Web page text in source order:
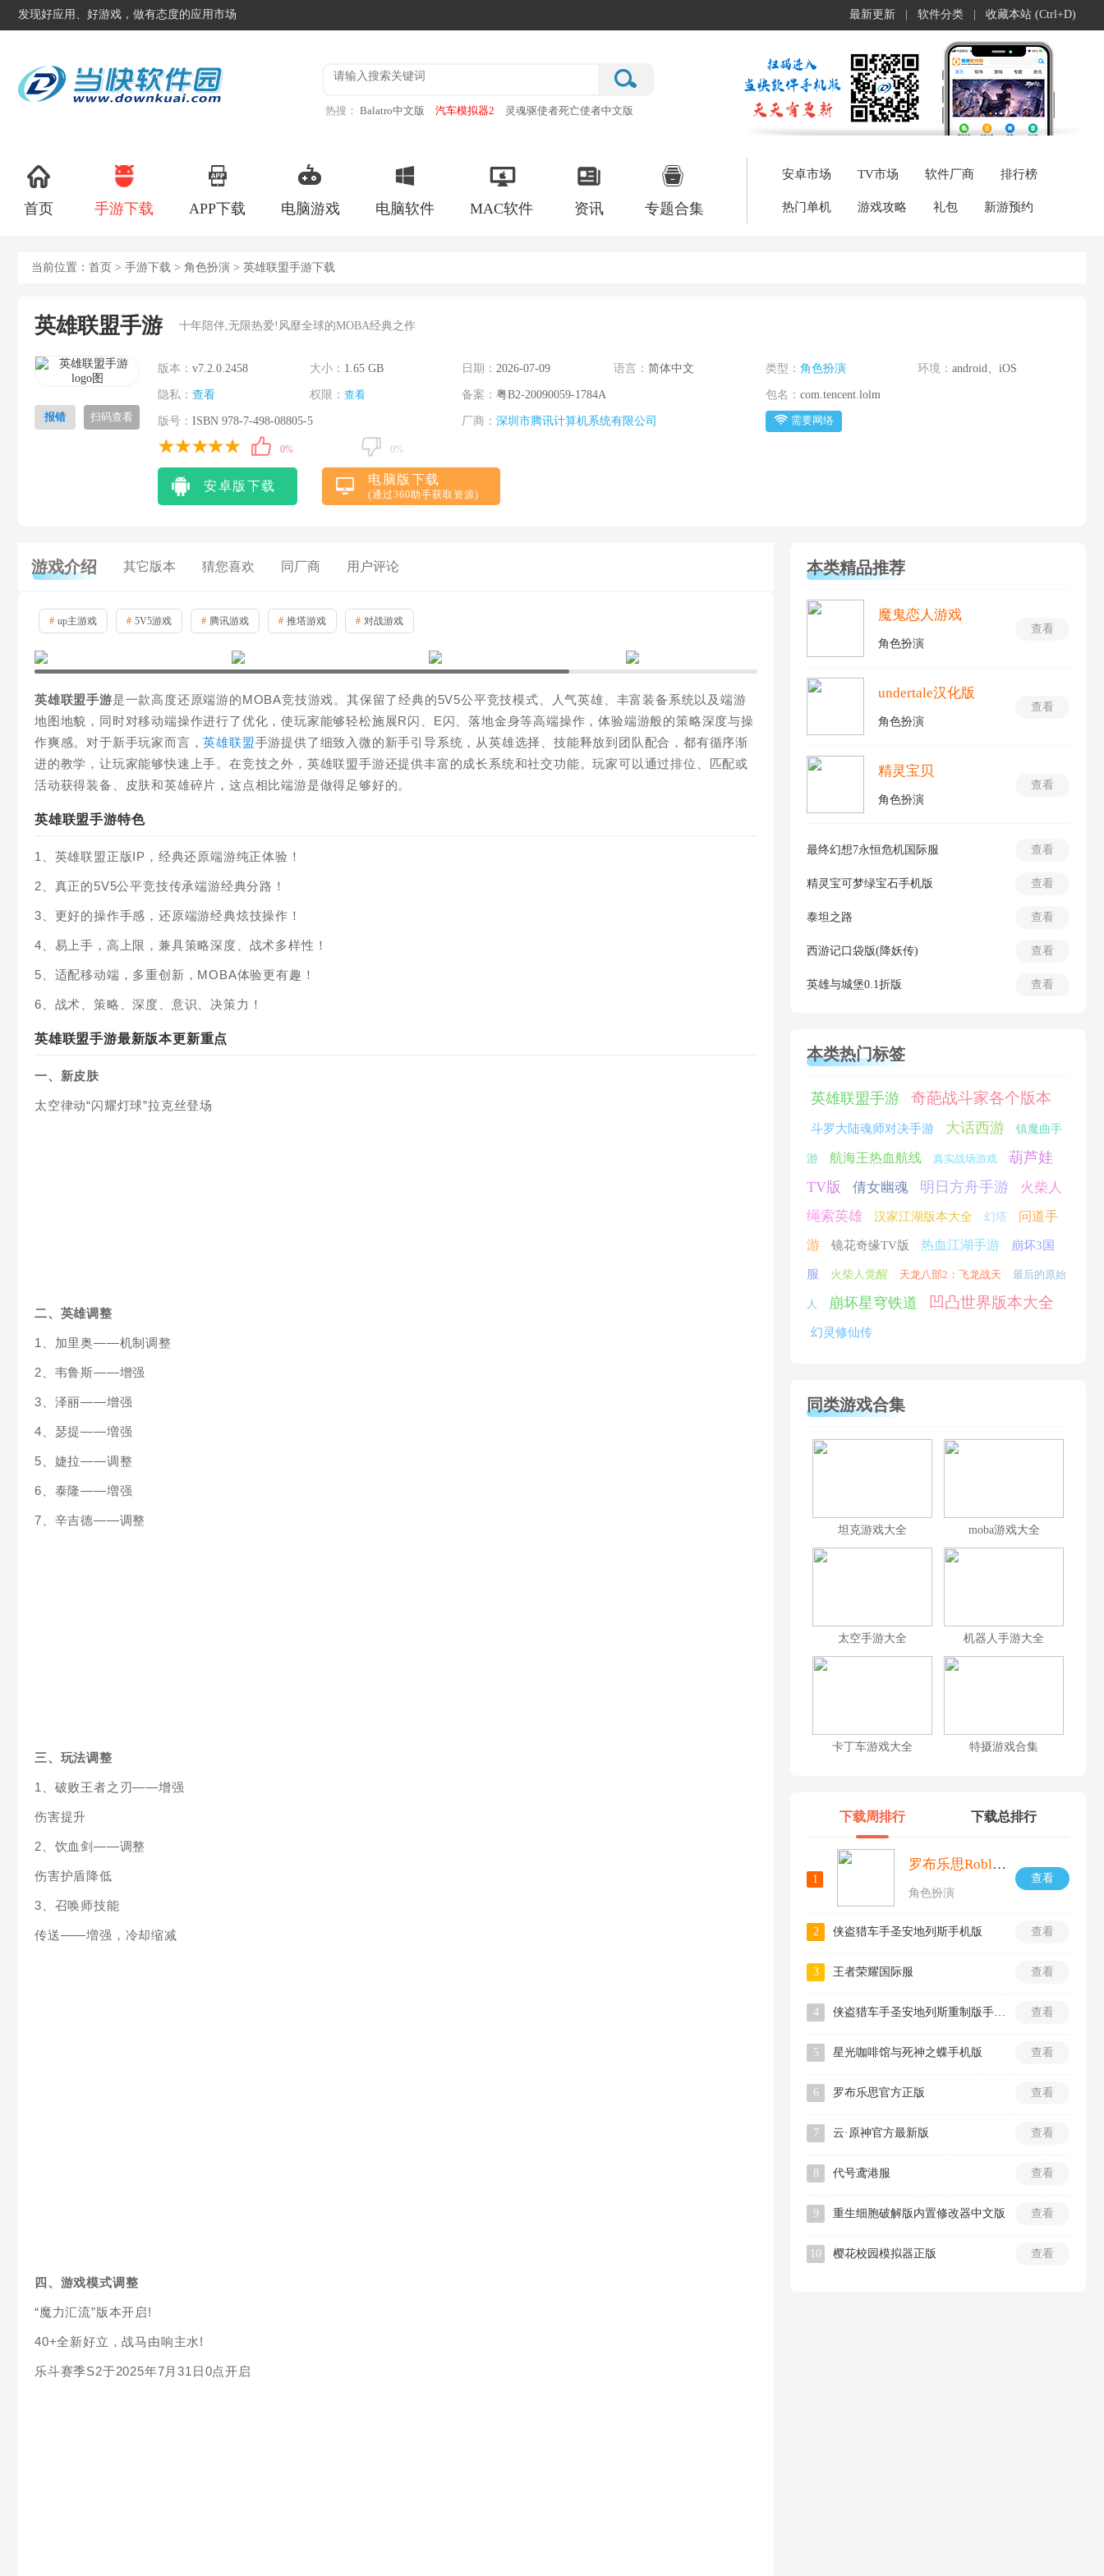
发现好应用、好游戏，做有态度的应用市场 最新更新 软件分类 收藏本站 (Ctrl+D)
热搜： Balatro中文版 汽车模拟器2
灵魂驱使者死亡使者中文版
首页 手游下载 APP下载 电脑游戏 电脑软件 MAC软件 资讯 专题合集
安卓市场 TV市场 软件厂商 排行榜
热门单机 游戏攻略 礼包 新游预约
当前位置： 首页 > 手游下载 > 角色扮演 > 英雄联盟手游下载
英雄联盟手游 十年陪伴,无限热爱!风靡全球的MOBA经典之作
报错 扫码查看
版本： v7.2.0.2458 大小： 1.65 GB 日期： 2026-07-09 语言： 简体中文 类型： 角色扮演 环境： android、iOS
隐私： 查看 权限： 查看 备案： 粤B2-20090059-1784A 包名： com.tencent.lolm
版号： ISBN 978-7-498-08805-5 厂商： 深圳市腾讯计算机系统有限公司 需要网络
0% 0%
安卓版下载 电脑版下载
(通过360助手获取资源)
游戏介绍 其它版本 猜您喜欢 同厂商 用户评论
# up主游戏 # 5V5游戏 # 腾讯游戏 # 推塔游戏 # 对战游戏
英雄联盟手游是一款高度还原端游的MOBA竞技游戏。其保留了经典的5V5公平竞技模式、人气英雄、丰富装备系统以及端游
地图地貌，同时对移动端操作进行了优化，使玩家能够轻松施展R闪、E闪、落地金身等高端操作，体验端游般的策略深度与操
作爽感。对于新手玩家而言，英雄联盟手游提供了细致入微的新手引导系统，从英雄选择、技能释放到团队配合，都有循序渐
进的教学，让玩家能够快速上手。在竞技之外，英雄联盟手游还提供丰富的成长系统和社交功能。玩家可以通过排位、匹配或
活动获得装备、皮肤和英雄碎片，这点相比端游是做得足够好的。
英雄联盟手游特色
1、英雄联盟正版IP，经典还原端游纯正体验！
2、真正的5V5公平竞技传承端游经典分路！
3、更好的操作手感，还原端游经典炫技操作！
4、易上手，高上限，兼具策略深度、战术多样性！
5、适配移动端，多重创新，MOBA体验更有趣！
6、战术、策略、深度、意识、决策力！
英雄联盟手游最新版本更新重点
一、新皮肤
太空律动“闪耀灯球”拉克丝登场
二、英雄调整
1、加里奥——机制调整
2、韦鲁斯——增强
3、泽丽——增强
4、瑟提——増强
5、婕拉——调整
6、泰隆——増强
7、辛吉德——调整
三、玩法调整
1、破败王者之刃——增强
伤害提升
2、饮血剑——调整
伤害护盾降低
3、召唤师技能
传送——増强，冷却缩减
四、游戏模式调整
“魔力汇流”版本开启!
40+全新好立，战马由响主水!
乐斗赛季S2于2025年7月31日0点开启
本类精品推荐
查看
魔鬼恋人游戏
角色扮演
查看
undertale汉化版
角色扮演
查看
精灵宝贝
角色扮演
查看
最终幻想7永恒危机国际服
查看
精灵宝可梦绿宝石手机版
查看
泰坦之路
查看
西游记口袋版(降妖传)
查看
英雄与城堡0.1折版
本类热门标签
英雄联盟手游 奇葩战斗家各个版本
斗罗大陆魂师对决手游 大话西游 镇魔曲手
游 航海王热血航线 真实战场游戏
葫芦娃
TV版
倩女幽魂 明日方舟手游
火柴人
绳索英雄
汉家江湖版本大全 幻塔 问道手
游 镜花奇缘TV版 热血江湖手游 崩坏3国
服 火柴人觉醒 天龙八部2：飞龙战天 最后的原始
人 崩坏星穹铁道 凹凸世界版本大全
幻灵修仙传
同类游戏合集
坦克游戏大全 moba游戏大全
太空手游大全 机器人手游大全
卡丁车游戏大全 特摄游戏合集
下载周排行 下载总排行
1 查看
罗布乐思Roblox国际服
角色扮演
2 查看
侠盗猎车手圣安地列斯手机版
3 查看
王者荣耀国际服
4 查看
侠盗猎车手圣安地列斯重制版手机版
5 查看
星光咖啡馆与死神之蝶手机版
6 查看
罗布乐思官方正版
7 查看
云·原神官方最新版
8 查看
代号鸢港服
9 查看
重生细胞破解版内置修改器中文版
10 查看
樱花校园模拟器正版